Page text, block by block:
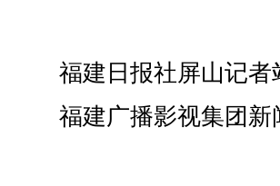
建日报社屏山记者
建广播影视集团新